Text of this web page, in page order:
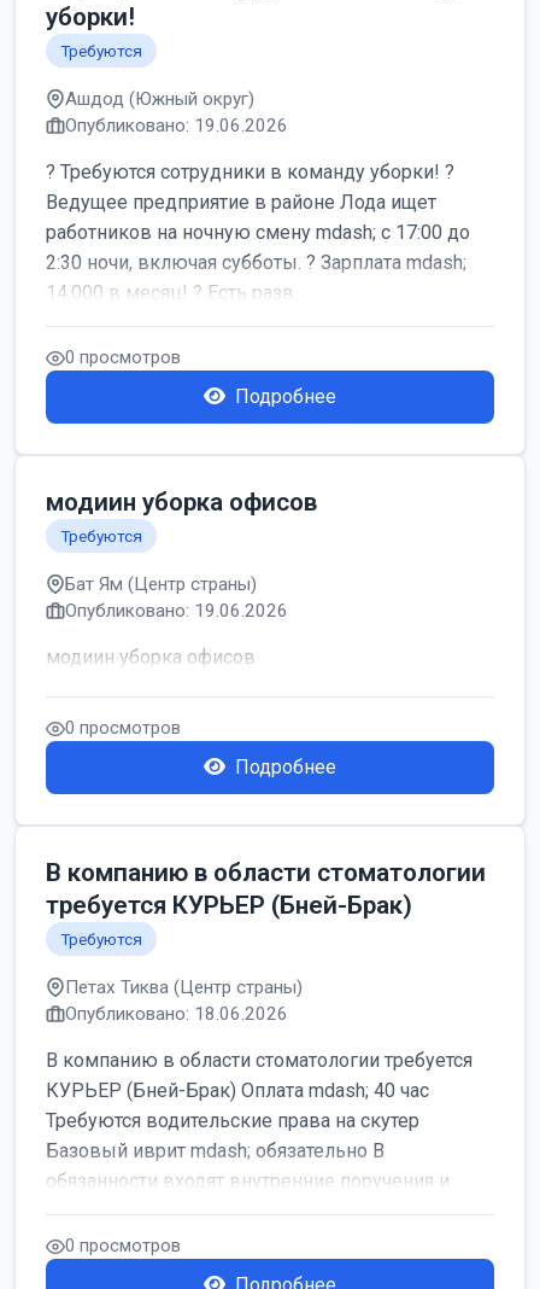
уборки!
Требуются
Ашдод (Южный округ)
Опубликовано: 19.06.2026
? Требуются сотрудники в команду уборки! ?
Ведущее предприятие в районе Лода ищет
работников на ночную смену mdash; с 17:00 до
2:30 ночи, включая субботы. ? Зарплата mdash;
14,000 в месяц! ? Есть разв...
0 просмотров
Подробнее
модиин уборка офисов
Требуются
Бат Ям (Центр страны)
Опубликовано: 19.06.2026
модиин уборка офисов
0 просмотров
Подробнее
В компанию в области стоматологии
требуется КУРЬЕР (Бней-Брак)
Требуются
Петах Тиква (Центр страны)
Опубликовано: 18.06.2026
В компанию в области стоматологии требуется
КУРЬЕР (Бней-Брак) Оплата mdash; 40 час
Требуются водительские права на скутер
Базовый иврит mdash; обязательно В
обязанности входят внутренние поручения и ...
0 просмотров